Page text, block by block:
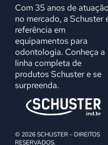
Com 35 anos de atuação
no mercado, a Schuster
referência em
equipamentos para
odontologia. Conheça a
linha completa de
produtos Schuster e se
surpreenda.
© 2026 SCHUSTER – DIREITOS
RESERVADOS.